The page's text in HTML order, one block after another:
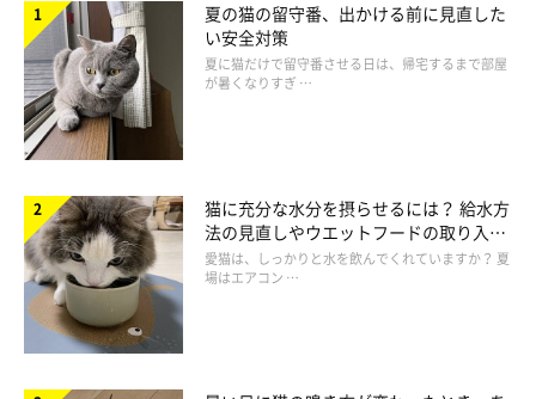
マンチカンを飼うときに気をつけたい３大
NGポイント
マンチカンは実際、飼いやすいのでしょうか？ いっしょに暮ら
すことになったら気をつけたい、３つのポイントは次のとおりで
マンチカンを飼う時の注意点１ 誤食に気をつける
マンチカンは好奇心が強い性格の猫種といわれています。とくに
夏の猫の留守番、出かける前に見直した
い安全対策
夏に猫だけで留守番させる日は、帰宅するまで部屋
が暑くなりすぎ …
猫に充分な水分を摂らせるには？ 給水方
法の見直しやウエットフードの取り入れ
方を解説
愛猫は、しっかりと水を飲んでくれていますか？ 夏
場はエアコン …